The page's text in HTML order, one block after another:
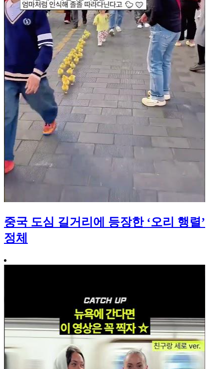
중국 도심 길거리에 등장한 ‘오리 행렬’
정체